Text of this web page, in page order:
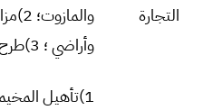
التجارة
وأراضي ؛ 3)طرح أصول للاستثمار